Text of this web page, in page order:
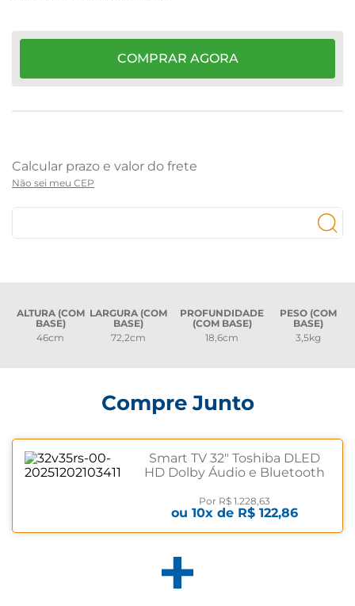
COMPRAR AGORA
Não sei meu CEP
ALTURA (COM
BASE)
46cm
LARGURA (COM
BASE)
72,2cm
PROFUNDIDADE
(COM BASE)
18,6cm
PESO (COM
BASE)
3,5kg
Compre Junto
Smart TV 32" Toshiba DLED
HD Dolby Áudio e Bluetooth
Por R$ 1.228,63
ou10x de R$ 122,86